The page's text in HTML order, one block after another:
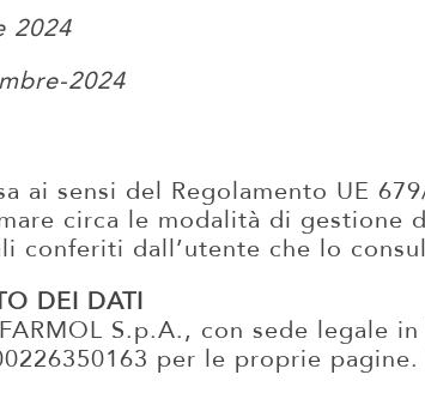
2024
2024
ai sensi del Regolamento UE
circa le modalità di gestione
conferiti dall’utente che lo
DEI DATI
S.p.A., con sede legale in
per le proprie pagine.